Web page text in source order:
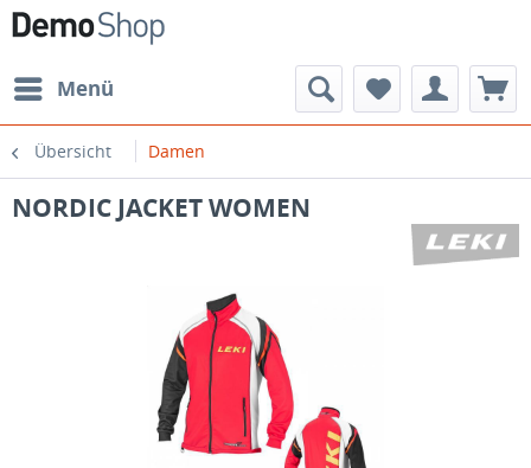
Menü
Übersicht Damen
NORDIC JACKET WOMEN